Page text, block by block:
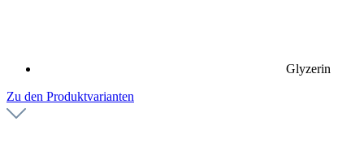
Glyzerin
Zu den Produktvarianten